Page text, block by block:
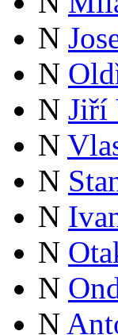
N
N
N Jiří
N
N
N
N
N
N